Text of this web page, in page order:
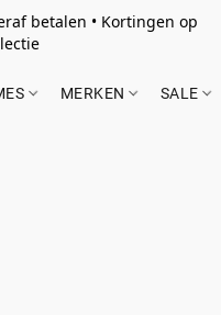
betalen • Kortingen op
MERKEN SALE